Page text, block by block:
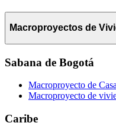
Sabana de Bogotá
Macroproyecto de
Macroproyecto de
Caribe